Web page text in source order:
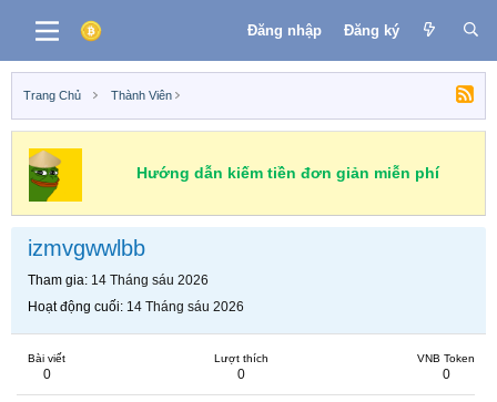
Đăng nhập Đăng ký
Trang Chủ Thành Viên
Hướng dẫn kiếm tiền đơn giản miễn phí
izmvgwwlbb
Tham gia 14 Tháng sáu 2026
Hoạt động cuối 14 Tháng sáu 2026
Bài viết
0
Lượt thích
0
VNB Token
0